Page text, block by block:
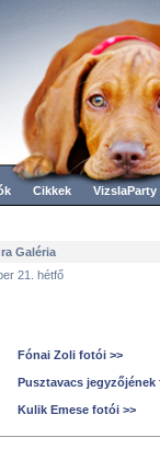
Cikkek VizslaParty
Galéria
21. hétfő
Fónai Zoli fotói >>
Pusztavacs jegyzőjének
Kulik Emese fotói >>